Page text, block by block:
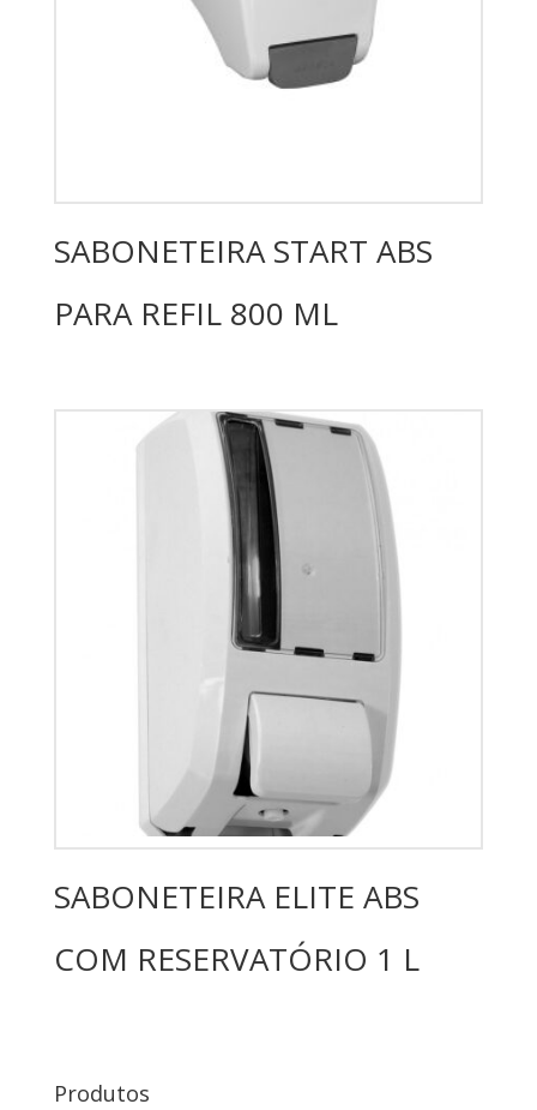
SABONETEIRA START ABS
PARA REFIL 800 ML
SABONETEIRA ELITE ABS
COM RESERVATÓRIO 1 L
Produtos